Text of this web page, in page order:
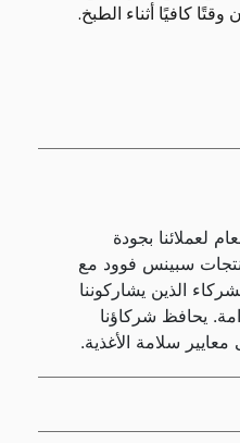
وقتًا كافيًا أثناء الطبخ.
لعملائنا بجودة
منتجات سبينس فوود مع
الذين يشاركوننا
يحافظ شركاؤنا
سلامة الأغذية.